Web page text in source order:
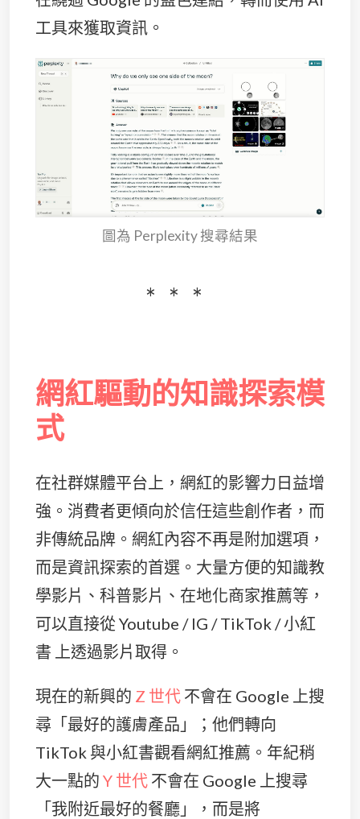
工具來獲取資訊。
圖為 Perplexity 搜尋結果
網紅驅動的知識探索模
式
在社群媒體平台上，網紅的影響力日益增
強。消費者更傾向於信任這些創作者，而
非傳統品牌。網紅內容不再是附加選項，
而是資訊探索的首選。大量方便的知識教
學影片、科普影片、在地化商家推薦等，
可以直接從 Youtube / IG / TikTok / 小紅
書 上透過影片取得。
現在的新興的 Z 世代 不會在 Google 上搜
尋「最好的護膚產品」；他們轉向
TikTok 與小紅書觀看網紅推薦。年紀稍
大一點的 Y 世代 不會在 Google 上搜尋
「我附近最好的餐廳」，而是將